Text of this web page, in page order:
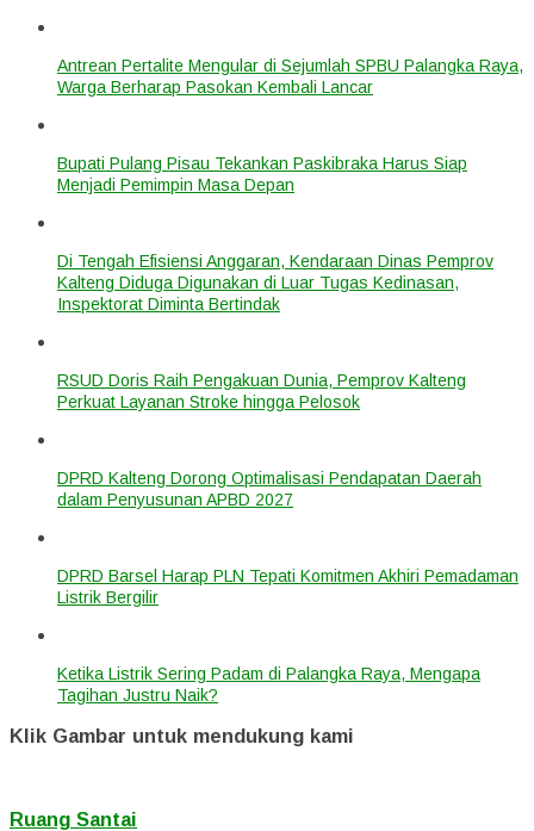
Antrean Pertalite Mengular di Sejumlah SPBU Palangka Raya,
Warga Berharap Pasokan Kembali Lancar
Bupati Pulang Pisau Tekankan Paskibraka Harus Siap
Menjadi Pemimpin Masa Depan
Di Tengah Efisiensi Anggaran, Kendaraan Dinas Pemprov
Kalteng Diduga Digunakan di Luar Tugas Kedinasan,
Inspektorat Diminta Bertindak
RSUD Doris Raih Pengakuan Dunia, Pemprov Kalteng
Perkuat Layanan Stroke hingga Pelosok
DPRD Kalteng Dorong Optimalisasi Pendapatan Daerah
dalam Penyusunan APBD 2027
DPRD Barsel Harap PLN Tepati Komitmen Akhiri Pemadaman
Listrik Bergilir
Ketika Listrik Sering Padam di Palangka Raya, Mengapa
Tagihan Justru Naik?
Klik Gambar untuk mendukung kami
Ruang Santai